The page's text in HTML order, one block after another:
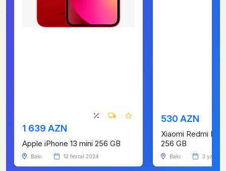
1 639 AZN
Apple iPhone 13 mini 256 GB
Bakı 12 fevral 2024
530 AZN
Xiaomi Redmi
256 GB
Bakı 3 yanvar